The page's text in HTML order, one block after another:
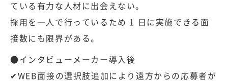
ている有力な人材に出会えない。
採用を一人で行っているため 1 日に実施できる面
接数にも限界がある。
●インタビューメーカー導入後
✔WEB面接の選択肢追加により遠方からの応募者が